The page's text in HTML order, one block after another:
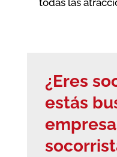
todas las
¿Eres
estás